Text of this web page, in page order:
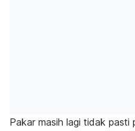
Pakar masih lagi tidak pasti